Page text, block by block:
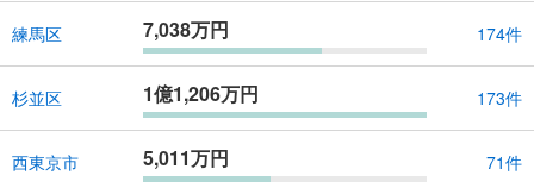
練馬区 7,038万円 174件
杉並区 1億1,206万円 173件
西東京市 5,011万円 71件